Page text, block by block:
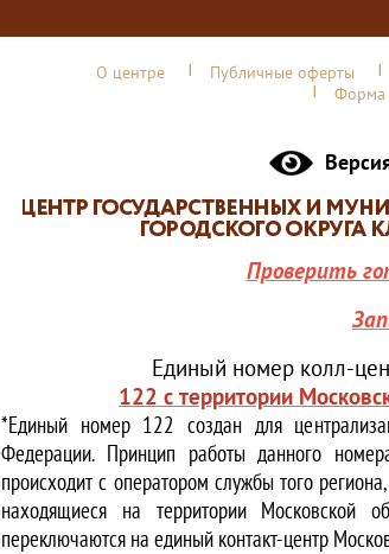
О центре Публичные оферты
Форма
Проверить
Единый номер колл-
122 с территории
*Единый номер 122 создан для
Федерации. Принцип работы данного
происходит с оператором службы того
находящиеся на территории Московской
переключаются на единый контакт-центр